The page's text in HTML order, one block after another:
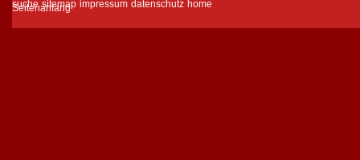
suche sitemap impressum datenschutz home